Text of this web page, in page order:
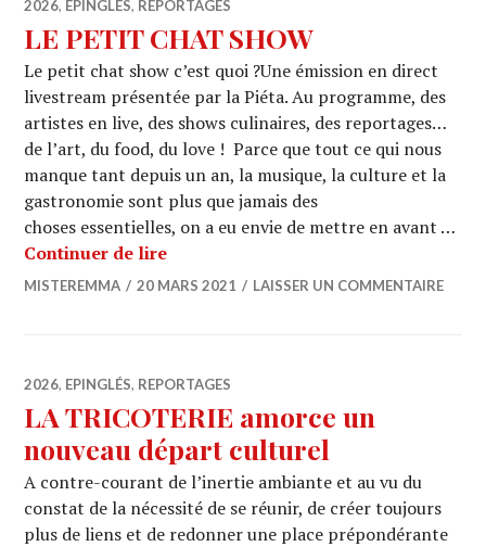
2026, EPINGLÉS, REPORTAGES
LE PETIT CHAT SHOW
Le petit chat show c’est quoi ?Une émission en direct
livestream présentée par la Piéta. Au programme, des
artistes en live, des shows culinaires, des reportages…
de l’art, du food, du love ! Parce que tout ce qui nous
manque tant depuis un an, la musique, la culture et la
gastronomie sont plus que jamais des
choses essentielles, on a eu envie de mettre en avant …
Continuer de lireLE PETIT CHAT SHOW
MISTEREMMA 20 MARS 2021 LAISSER UN COMMENTAIRE
2026, EPINGLÉS, REPORTAGES
LA TRICOTERIE amorce un
nouveau départ culturel
A contre-courant de l’inertie ambiante et au vu du
constat de la nécessité de se réunir, de créer toujours
plus de liens et de redonner une place prépondérante